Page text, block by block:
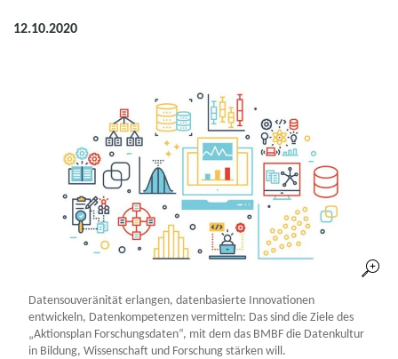
12.10.2020
Datensouveränität erlangen, datenbasierte Innovationen
entwickeln, Datenkompetenzen vermitteln: Das sind die Ziele des
„Aktionsplan Forschungsdaten“, mit dem das BMBF die Datenkultur
in Bildung, Wissenschaft und Forschung stärken will.